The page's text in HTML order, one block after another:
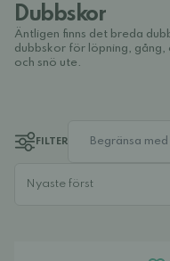
Dubbskor
Äntligen finns det breda
dubbskor för löpning,
och snö ute.
FILTER